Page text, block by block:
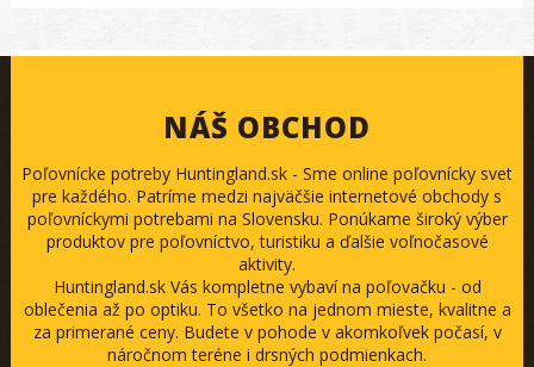
NÁŠ OBCHOD
Poľovnícke potreby Huntingland.sk - Sme online poľovnícky svet
pre každého. Patríme medzi najväčšie internetové obchody s
poľovníckymi potrebami na Slovensku. Ponúkame široký výber
produktov pre poľovníctvo, turistiku a ďalšie voľnočasové
aktivity.
Huntingland.sk Vás kompletne vybaví na poľovačku - od
oblečenia až po optiku. To všetko na jednom mieste, kvalitne a
za primerané ceny. Budete v pohode v akomkoľvek počasí, v
náročnom teréne i drsných podmienkach.